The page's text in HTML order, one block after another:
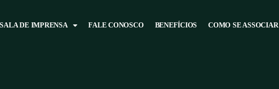
SALA DE IMPRENSA FALE CONOSCO BENEFÍCIOS COMO SE ASSOCIAR